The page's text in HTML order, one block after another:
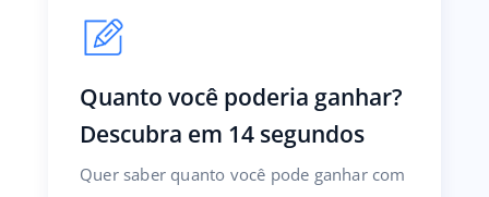
Quanto você poderia ganhar?
Descubra em 14 segundos
Quer saber quanto você pode ganhar com